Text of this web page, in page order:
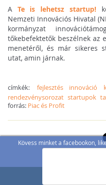
Kövess minket a facebookon,
A Te is lehetsz startup!
Nemzeti Innovációs Hivatal
kormányzat
tőkebefektetők beszélnek az
menetéről, és már sikeres
utat, amin járnak.
címkék: fejlesztés innováció
rendezvénysorozat startupok
forrás: Piac és Profit